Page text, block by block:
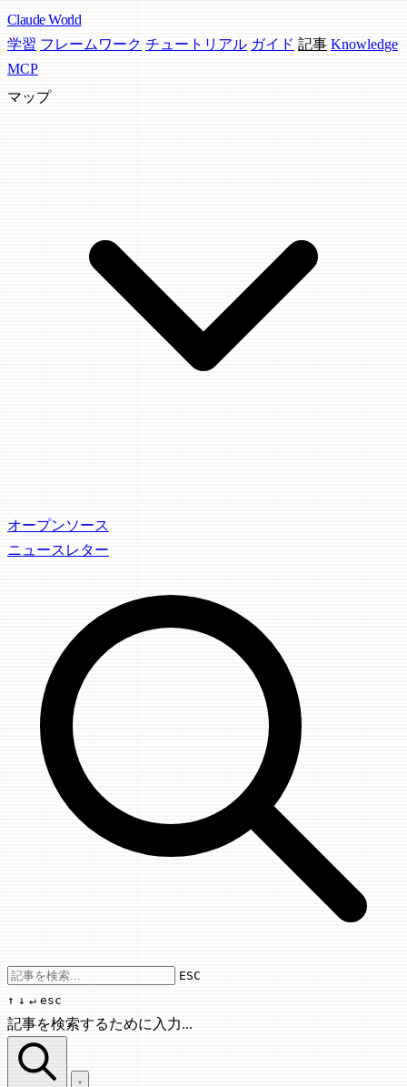
Claude World
学習 フレームワーク チュートリアル ガイド 記事 Knowledge
MCP
マップ
オープンソース
ニュースレター
Use arrow keys to navigate results,
ESC
↑ ↓ ↵ esc
記事を検索するために入力...
記事を検索...